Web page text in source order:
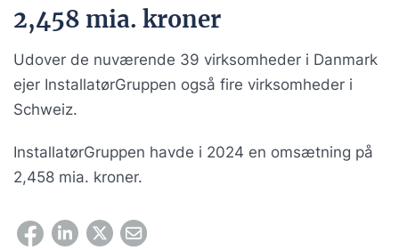
2,458 mia. kroner
Udover de nuværende 39 virksomheder i Danmark
ejer InstallatørGruppen også fire virksomheder i
Schweiz.
InstallatørGruppen havde i 2024 en omsætning på
2,458 mia. kroner.